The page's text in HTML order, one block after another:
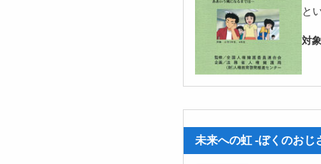
と
未来への虹 -ぼくのおじ